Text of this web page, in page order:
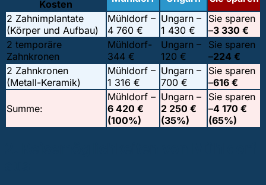
Kosten
2 Zahnimplantate
(Körper und Aufbau)
Mühldorf –
4 760 €
Ungarn –
1 430 €
Sie sparen
–3 330 €
2 temporäre
Zahnkronen
Mühldorf-
344 €
Ungarn –
120 €
Sie sparen
–224 €
2 Zahnkronen
(Metall-Keramik)
Mühldorf –
1 316 €
Ungarn –
700 €
Sie sparen
–616 €
Summe:
Mühldorf –
6 420 €
(100%)
Ungarn –
2 250 €
(35%)
Sie sparen
–4 170 €
(65%)